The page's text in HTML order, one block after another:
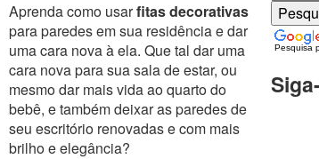
Aprenda como usarfitas decorativas
para paredes em sua residência e dar
uma cara nova à ela. Que tal dar uma
cara nova para sua sala de estar, ou
mesmo dar mais vida ao quarto do
bebê, e também deixar as paredes de
seu escritório renovadas e com mais
brilho e elegância?
Pesquisa